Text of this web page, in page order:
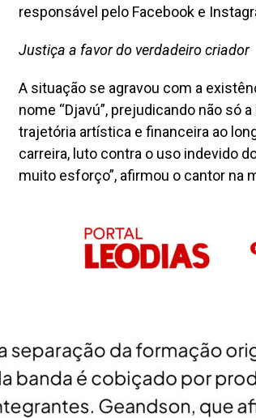
responsável pelo Facebook e
Justiça a favor do verdadeiro criador
A situação se agravou com a
nome “Djavú”, prejudicando não só
trajetória artística e financeira ao
carreira, luto contra o uso indevido
muito esforço”, afirmou o cantor na